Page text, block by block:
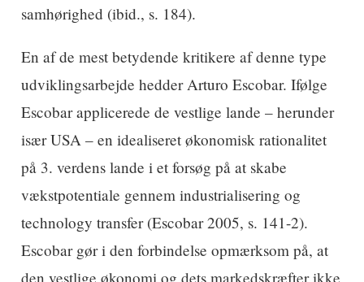
samhørighed (ibid., s. 184).
En af de mest betydende kritikere af denne type
udviklingsarbejde hedder Arturo Escobar. Ifølge
Escobar applicerede de vestlige lande – herunder
især USA – en idealiseret økonomisk rationalitet
på 3. verdens lande i et forsøg på at skabe
vækstpotentiale gennem industrialisering og
technology transfer (Escobar 2005, s. 141-2).
Escobar gør i den forbindelse opmærksom på, at
den vestlige økonomi og dets markedskræfter ikke